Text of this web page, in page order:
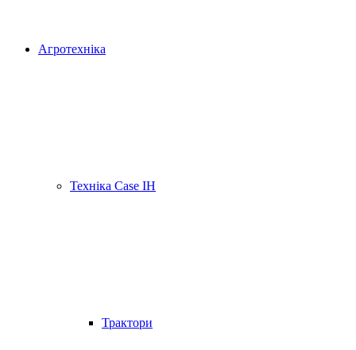
Агротехніка
Техніка Case IH
Трактори